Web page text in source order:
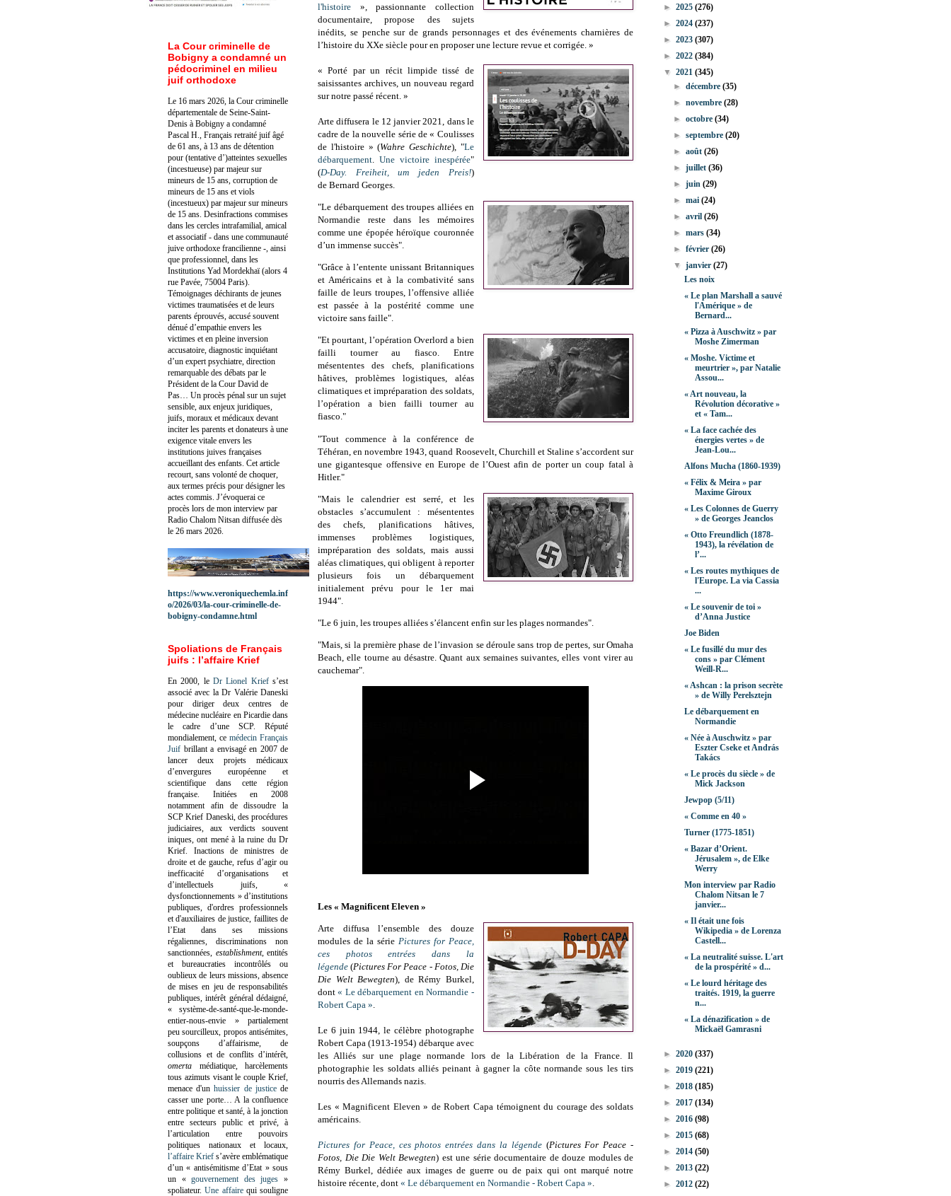
l'histoire »,passionnante collection
documentaire,
propose des sujets
inédits, se penche sur de grands personnages et des événements charnières de
l’histoire du XXe siècle pour en proposer une lecture revue et corrigée »
« Porté par un récit limpide tissé de
saisissantes archives, un nouveau regard
sur notre passé récent. »
Arte diffusera le 12 janvier 2021, dans le
cadre de la nouvelle série de « Coulisses
de l'histoire » (Wahre Geschichte), "Le
débarquement
Une victoire inespérée"
(D-Day. Freiheit, um jeden Preis!)
de Bernard Georges.
"Le débarquement des troupes alliées en
Normandie reste dans les mémoires
comme une épopée héroïque couronnée
d’un immense succès".
"Grâce à l’entente unissant Britanniques
et Américains et à la combativité sans
faille de leurs troupes, l’offensive alliée
est passée à la postérité comme une
victoire sans faille".
"Et pourtant, l’opération Overlord a bien
failli tourner au fiasco. Entre
mésententes des chefs, planifications
hâtives, problèmes logistiques, aléas
climatiques et impréparation des soldats,
l’opération a bien failli tourner au
fiasco."
"Tout commence à la conférence de
Téhéran, en novembre 1943, quand Roosevelt, Churchill et Staline s’accordent sur
une gigantesque offensive en Europe de l’Ouest afin de porter un coup fatal à
Hitler."
"Mais le calendrier est serré, et les
obstacles s’accumulent : mésententes
des chefs, planifications hâtives,
immenses problèmes logistiques,
impréparation des soldats, mais aussi
aléas climatiques, qui obligent à reporter
plusieurs fois un débarquement
initialement prévu pour le 1er mai
1944".
"Le 6 juin, les troupes alliées s’élancent enfin sur les plages normandes".
"Mais, si la première phase de l’invasion se déroule sans trop de pertes, sur Omaha
Beach, elle tourne au désastre. Quant aux semaines suivantes, elles vont virer au
cauchemar".
Les « Magnificent Eleven »
Arte diffusa l’ensemble des douze
modules de la série Pictures for Peace,
ces photos entrées dans la
légende (Pictures For Peace - Fotos, Die
Die Welt Bewegten), de Rémy Burkel,
dont« Le débarquement en Normandie -
Robert Capa »
Le 6 juin 1944, le célèbre photographe
Robert Capa (1913-1954) débarque avec
les Alliés sur une plage normande lors de la Libération de la France. Il
photographie les soldats alliés peinant à gagner la côte normande sous les tirs
nourris des Allemands nazis.
Les « Magnificent Eleven » de Robert Capa témoignent du courage des soldats
américains.
Pictures for Peace, ces photos entrées dans la légende(Pictures For Peace -
Fotos, Die Die Welt Bewegten) est une série documentaire de douze modules de
Rémy Burkel, dédiée aux images de guerre ou de paix qui ont marqué notre
histoire récente, dont « Le débarquement en Normandie - Robert Capa »
La Cour criminelle de
Bobigny a condamné un
pédocriminel en milieu
juif orthodoxe
Le 16 mars 2026, la Cour criminelle
départementale de Seine-Saint-
Denis à Bobigny a condamné
Pascal H., Français retraité juif âgé
de 61 ans, à 13 ans de détention
pour (tentative d’)atteintes sexuelles
(incestueuse) par majeur sur
mineurs de 15 ans, corruption de
mineurs de 15 ans et viols
(incestueux) par majeur sur mineurs
de 15 ans. Desinfractions commises
dans les cercles intrafamilial, amical
et associatif - dans une communauté
juive orthodoxe francilienne -, ainsi
que professionnel, dans les
Institutions Yad Mordekhaï (alors 4
rue Pavée, 75004 Paris).
Témoignages déchirants de jeunes
victimes traumatisées et de leurs
parents éprouvés, accusé souvent
dénué d’empathie envers les
victimes et en pleine inversion
accusatoire, diagnostic inquiétant
d’un expert psychiatre, direction
remarquable des débats par le
Président de la Cour David de
Pas… Un procès pénal sur un sujet
sensible, aux enjeux juridiques,
juifs, moraux et médicaux devant
inciter les parents et donateurs à une
exigence vitale envers les
institutions juives françaises
accueillant des enfants. Cet article
recourt, sans volonté de choquer,
aux termes précis pour désigner les
actes commis. J’évoquerai ce
procès lors de mon interview par
Radio Chalom Nitsan diffusée dès
le 26 mars 2026.
https://www.veroniquechemla.inf
o/2026/03/la-cour-criminelle-de-
bobigny-condamne.html
Spoliations de Français
juifs : l’affaire Krief
En 2000, le Dr Lionel Kriefs’est
associé avec la Dr Valérie Daneski
pour diriger deux centres de
médecine nucléaire en Picardie dans
le cadre d’une SCP. Réputé
mondialement, ce médecin Français
Juif brillant a envisagé en 2007 de
lancer deux projets médicaux
d’envergures européenne et
scientifique dans cette région
française. Initiées en 2008
notamment afin de dissoudre la
SCP Krief Daneski, des procédures
judiciaires, aux verdicts souvent
iniques, ont mené à la ruine du Dr
Krief. Inactions de ministres de
droite et de gauche, refus d’agir ou
inefficacité d’organisations et
d’intellectuels juifs, «
dysfonctionnements » d’institutions
publiques, d'ordres professionnels
et d'auxiliaires de justice, faillites de
l’Etat dans ses missions
régaliennes, discriminations non
sanctionnées, establishment, entités
et bureaucraties incontrôlés ou
oublieux de leurs missions, absence
de mises en jeu de responsabilités
publiques, intérêt général dédaigné,
« système-de-santé-que-le-monde-
entier-nous-envie » partialement
peu sourcilleux, propos antisémites,
soupçons d’affairisme, de
collusions et de conflits d’intérêt,
omerta médiatique, harcèlements
tous azimuts visant le couple Krief,
menace d'unhuissier de justicede
casser une porte… A la confluence
entre politique et santé, à la jonction
entre secteurs public et privé, à
l’articulation entre pouvoirs
politiques nationaux et locaux,
l’affaire Krief s’avère emblématique
d’un « antisémitisme d’Etat » sous
un «gouvernement des juges »
spoliateur.Une affairequi souligne
► 2025 (276)
► 2024 (237)
► 2023 (307)
► 2022 (384)
▼ 2021 (345)
►décembre(35)
►novembre(28)
►octobre(34)
►septembre(20)
►août(26)
►juillet(36)
►juin(29)
►mai(24)
►avril(26)
►mars(34)
►février(26)
▼janvier(27)
Les noix
« Le plan Marshall a sauvé
l'Amérique » de
Bernard...
« Pizza à Auschwitz » par
Moshe Zimerman
« Moshe. Victime et
meurtrier », par Natalie
Assou...
« Art nouveau, la
Révolution décorative »
et « Tam...
« La face cachée des
énergies vertes » de
Jean-Lou...
Alfons Mucha (1860-1939)
« Félix & Meira » par
Maxime Giroux
« Les Colonnes de Guerry
» de Georges Jeanclos
« Otto Freundlich (1878-
1943), la révélation de
l’...
« Les routes mythiques de
l'Europe. La via Cassia
...
« Le souvenir de toi »
d’Anna Justice
Joe Biden
« Le fusillé du mur des
cons » par Clément
Weill-R...
« Ashcan : la prison secrète
» de Willy Perelsztejn
Le débarquement en
Normandie
« Née à Auschwitz » par
Eszter Cseke et András
Takács
« Le procès du siècle » de
Mick Jackson
Jewpop (5/11)
« Comme en 40 »
Turner (1775-1851)
« Bazar d’Orient.
Jérusalem », de Elke
Werry
Mon interview par Radio
Chalom Nitsan le 7
janvier...
« Il était une fois
Wikipedia » de Lorenza
Castell...
« La neutralité suisse. L'art
de la prospérité » d...
« Le lourd héritage des
traités. 1919, la guerre
n...
« La dénazification » de
Mickaël Gamrasni
► 2020 (337)
► 2019 (221)
► 2018 (185)
► 2017 (134)
► 2016 (98)
► 2015 (68)
► 2014 (50)
► 2013 (22)
► 2012 (22)